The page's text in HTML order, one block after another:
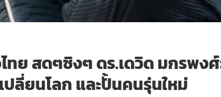
ไทย สดๆซิงๆ ดร.เดวิด มกรพง
ลี่ยนโลก และปั้นคนรุ่นใหม่